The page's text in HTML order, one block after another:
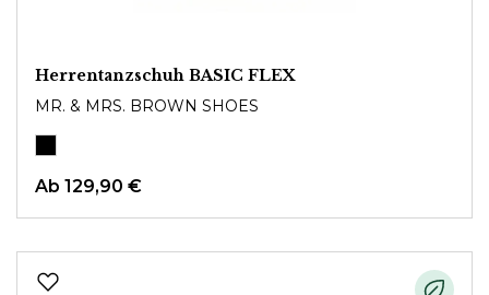
Herrentanzschuh BASIC FLEX
MR. & MRS. BROWN SHOES
Ab 129,90 €